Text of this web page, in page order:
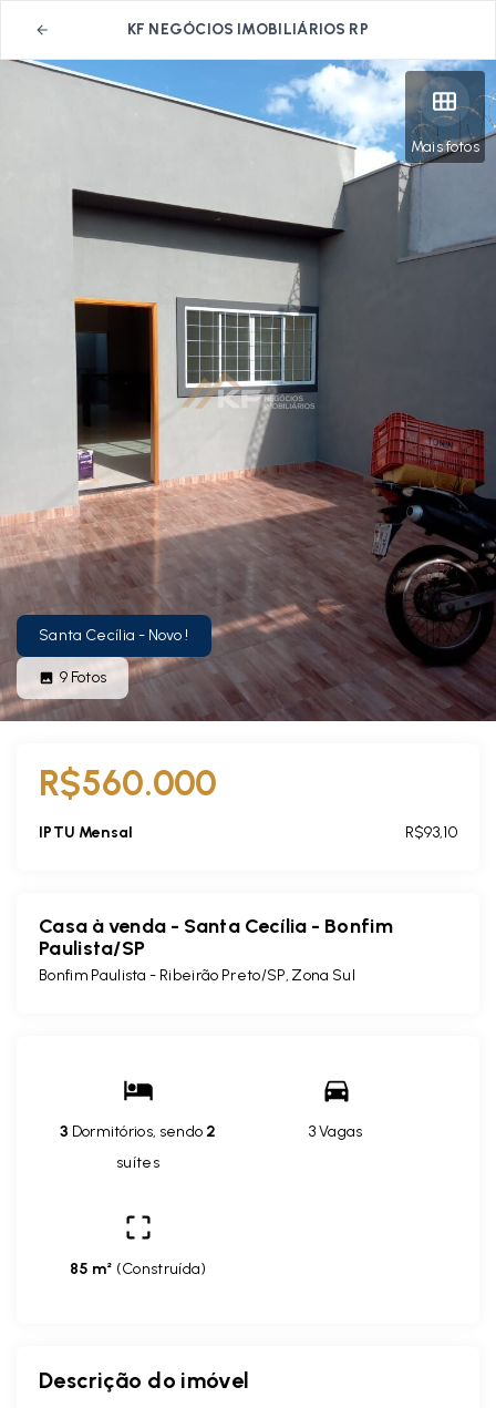
KF NEGÓCIOS IMOBILIÁRIOS RP
Mais fotos
Santa Cecília - Novo !
9 Fotos
R$560.000
IPTU Mensal R$93,10
Casa à venda - Santa Cecília - Bonfim
Paulista/SP
Bonfim Paulista - Ribeirão Preto/SP, Zona Sul
3 Dormitórios, sendo 2
suítes
3 Vagas
85 m² (Construída)
Descrição do imóvel